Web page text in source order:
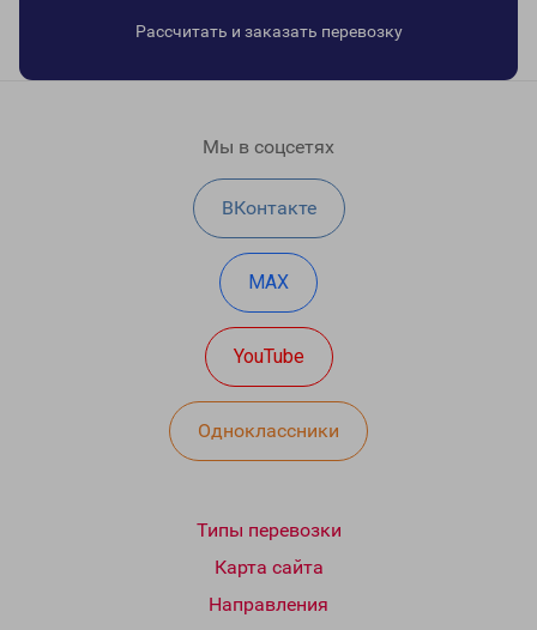
Рассчитать и заказать перевозку
Мы в соцсетях
ВКонтакте
MAX
YouTube
Одноклассники
Типы перевозки
Карта сайта
Направления